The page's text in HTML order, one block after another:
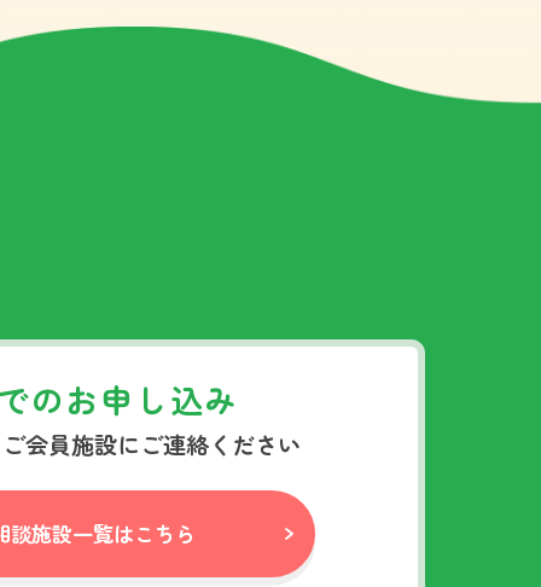
のお申し込み
会員施設にご連絡ください
談施設一覧はこちら